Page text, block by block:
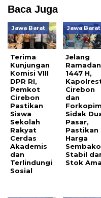
Baca Juga
Jawa Barat
Terima
Kunjungan
Komisi VIII
DPR RI,
Pemkot
Cirebon
Pastikan
Siswa
Sekolah
Rakyat
Cerdas
Akademis
dan
Terlindungi
Sosial
Jawa Barat
Jelang
Ramadan
1447 H,
Cirebon
dan
Sidak
Pasar,
Pastikan
Harga
Sembako
Stabil
Stok